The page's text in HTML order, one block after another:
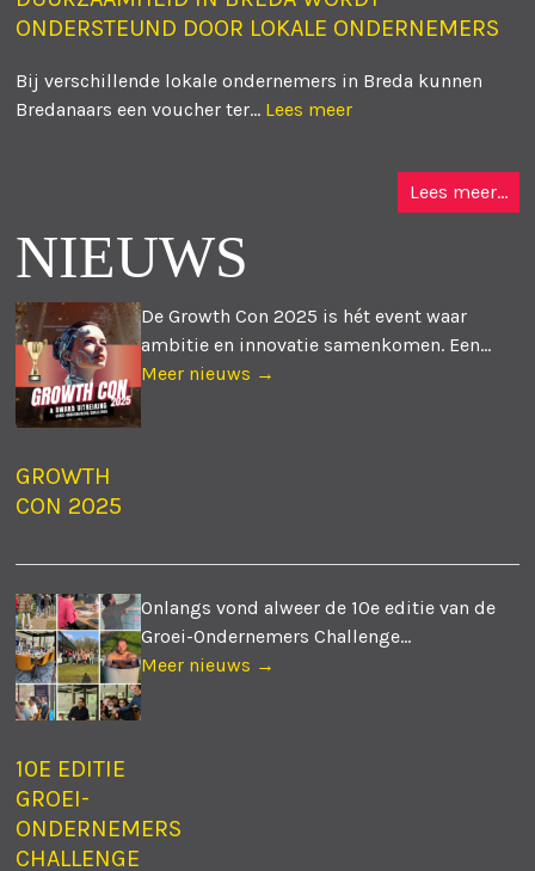
ONDERSTEUND DOOR LOKALE ONDERNEMERS
Bij verschillende lokale ondernemers in Breda kunnen
Bredanaars een voucher ter... Lees meer
Lees meer...
NIEUWS
GROWTH
CON 2025
De Growth Con 2025 is hét event waar
ambitie en innovatie samenkomen. Een...
Meer nieuws →
10E EDITIE
GROEI-
ONDERNEMERS
CHALLENGE
Onlangs vond alweer de 10e editie van de
Groei-Ondernemers Challenge...
Meer nieuws →